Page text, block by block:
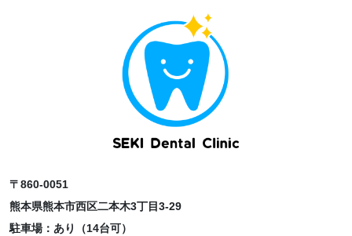
〒860-0051
熊本県熊本市西区二本木3丁目3-29
駐車場：あり（14台可）